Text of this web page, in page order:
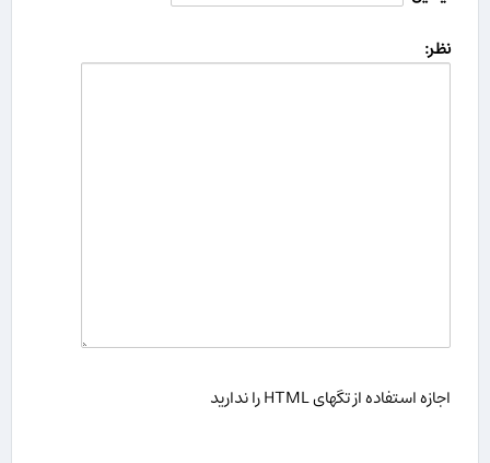
نظر:
اجازه استفاده از تگهای HTML را ندارید